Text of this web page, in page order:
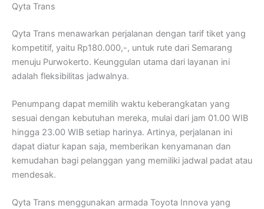
Qyta Trans
Qyta Trans menawarkan perjalanan dengan tarif tiket yang
kompetitif, yaitu Rp180.000,-, untuk rute dari Semarang
menuju Purwokerto. Keunggulan utama dari layanan ini
adalah fleksibilitas jadwalnya.
Penumpang dapat memilih waktu keberangkatan yang
sesuai dengan kebutuhan mereka, mulai dari jam 01.00 WIB
hingga 23.00 WIB setiap harinya. Artinya, perjalanan ini
dapat diatur kapan saja, memberikan kenyamanan dan
kemudahan bagi pelanggan yang memiliki jadwal padat atau
mendesak.
Qyta Trans menggunakan armada Toyota Innova yang